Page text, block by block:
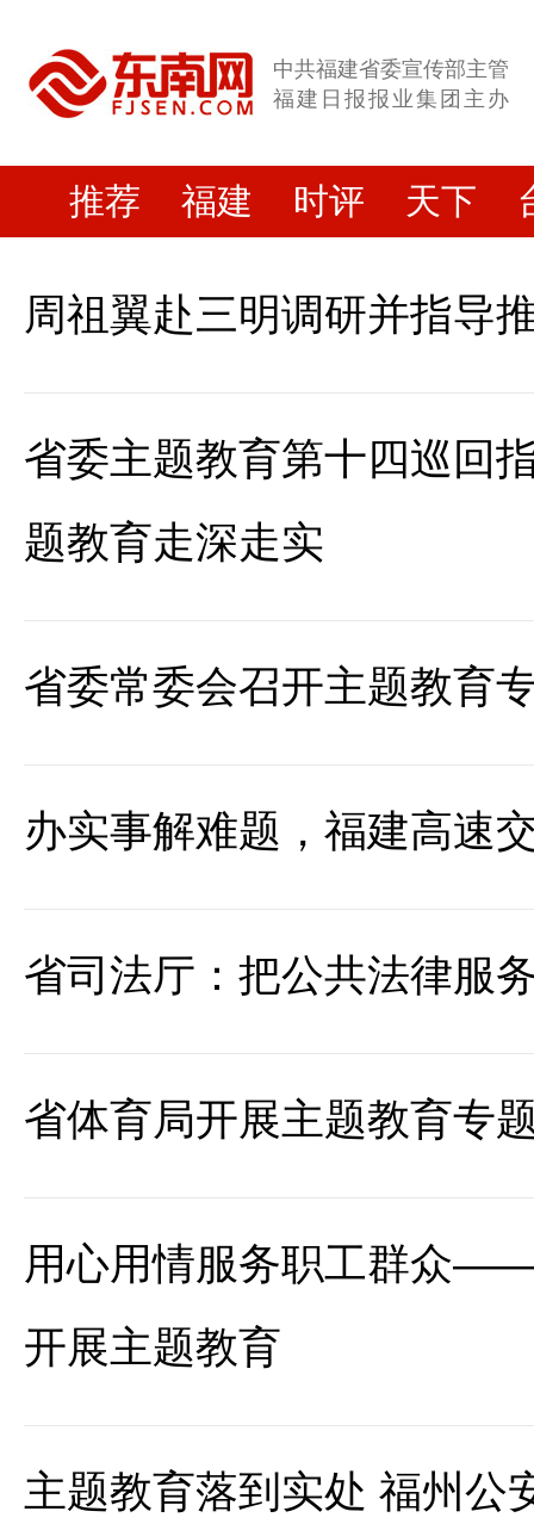
中共福建省委宣传部主管
福建日报报业集团主办
推荐 福建 时评 天下
周祖翼赴三明调研并指导
省委主题教育第十四巡回
题教育走深走实
省委常委会召开主题教育
办实事解难题，福建高速
省司法厅：把公共法律服
省体育局开展主题教育专
用心用情服务职工群众
开展主题教育
主题教育落到实处 福州公